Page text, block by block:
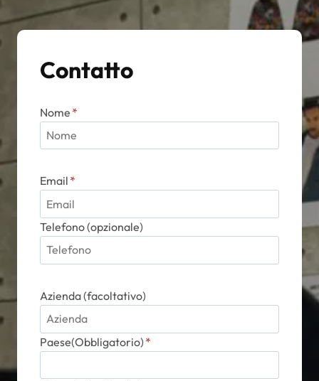
essere
scelte
Contatto
Nome *
Email *
Telefono (opzionale)
Azienda (facoltativo)
Paese(Obbligatorio) *